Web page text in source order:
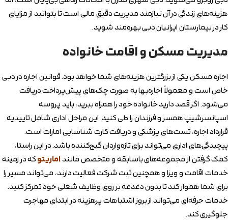
هزینه‌های زندگی در آن نیازمند مدیریت دقیق مالی است تا بتوانید از مزایای
کار در بیمارستان ایرانیان دبی بهره‌مند شوید.
مدیریت مسکن و اقامت خانواده
اجاره مسکن یکی از بزرگترین هزینه‌های شما خواهد بود. قوانین اجاره در دبی
خاص است و معمولاً اجاره‌بها به صورت چک‌های پیش‌پرداخت دریافت
می‌شود. اگر قصد دارید خانواده خود را همراه ببرید، باید پروسه
اسپانسرشیپ همسر و فرزندان را طی کنید. این مراحل اداری شامل تاییدیه
قرارداد اجاره، تست‌های پزشکی و دریافت کارت شناسایی امارات است.
پیچیدگی‌های اداری می‌تواند برای تازه‌واردان گیج‌کننده باشد. در این راستا،
کمک گرفتن از مجموعه‌های باسابقه و متخصص ماننداماریتوکه در زمینه
خدمات اقامت و ویزا و همچنین ثبت شرکت فعالیت دارند، می‌تواند مسیر را
برای شما هموار کند تا بدون دغدغه بر روی وظایف شغلی خود تمرکز کنید.
خدمات حرفه‌ای می‌تواند از بروز اشتباهات پرهزینه در ابتدای مهاجرت
جلوگیری کند.